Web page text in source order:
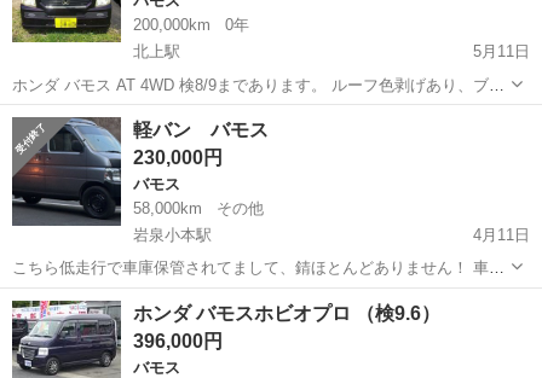
200,000km
0年
北上駅
5月11日
ホンダ バモス AT 4WD 検8/9まであります。 ルーフ色剥げあり、ブロ
アモーター不調あり。 検付きですのでご自身で名義変更される場合預
かり金3万円お願いいたします。 変更後お返し致します。振り込みの
場合手数料はご...
岩手 北上市
軽バン バモス
230,000円
バモス
58,000km
その他
岩泉小本駅
4月11日
こちら低走行で車庫保管されてまして、錆ほとんどありません！ 車検
R9年2月4日まで走行距離は58000キロ台から通勤などでたまに乗るの
で伸びます。 値下げも可能です質問等お待ちしております！
岩手 下閉伊郡 岩泉小本駅 バモス 走行距離
ホンダ バモスホビオプロ （検9.6）
396,000円
バモス